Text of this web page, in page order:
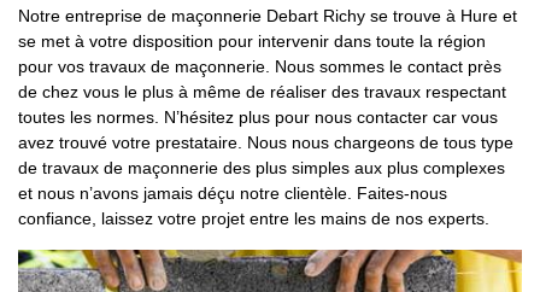
Notre entreprise de maçonnerie Debart Richy se trouve à Hure et
se met à votre disposition pour intervenir dans toute la région
pour vos travaux de maçonnerie. Nous sommes le contact près
de chez vous le plus à même de réaliser des travaux respectant
toutes les normes. N’hésitez plus pour nous contacter car vous
avez trouvé votre prestataire. Nous nous chargeons de tous type
de travaux de maçonnerie des plus simples aux plus complexes
et nous n’avons jamais déçu notre clientèle. Faites-nous
confiance, laissez votre projet entre les mains de nos experts.